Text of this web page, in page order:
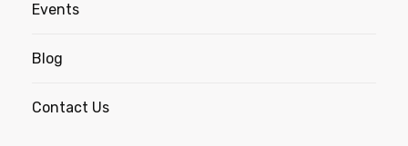
Events
Blog
Contact Us